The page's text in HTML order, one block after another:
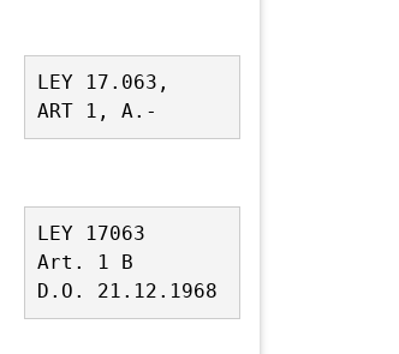
LEY 17.063,
ART 1, A.-
LEY 17063
Art. 1 B
D.O. 21.12.1968